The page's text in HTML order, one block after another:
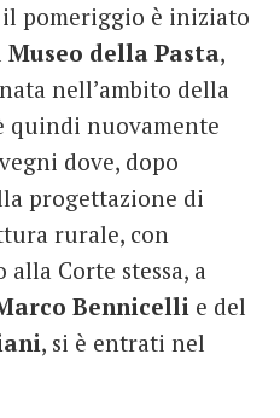
il pomeriggio è iniziato
Museo della Pasta,
nell’ambito della
quindi nuovamente
dove, dopo
progettazione di
rurale, con
Corte stessa, a
Bennicelli e del
, si è entrati nel